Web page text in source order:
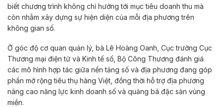
biết chương trình không chỉ hướng tới mục tiêu doanh thu mà
còn nhằm xây dựng sự hiện diện của mỗi địa phương trên
không gian số.
Ở góc độ cơ quan quản lý, bà Lê Hoàng Oanh, Cục trưởng Cục
Thương mại điện tử và Kinh tế số, Bộ Công Thương đánh giá
các mô hình hợp tác giữa nền tảng số và địa phương đang góp
phần mở rộng tiêu thụ hàng Việt, đồng thời hỗ trợ địa phương
nâng cao năng lực kinh doanh số và quảng bá đặc sản vùng
miền.